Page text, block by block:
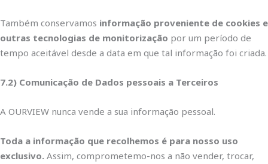
Também conservamos informação proveniente de cookies e
outras tecnologias de monitorização por um período de
tempo aceitável desde a data em que tal informação foi criada.
7.2) Comunicação de Dados pessoais a Terceiros
A OURVIEW nunca vende a sua informação pessoal.
Toda a informação que recolhemos é para nosso uso
exclusivo. Assim, comprometemo-nos a não vender, trocar,